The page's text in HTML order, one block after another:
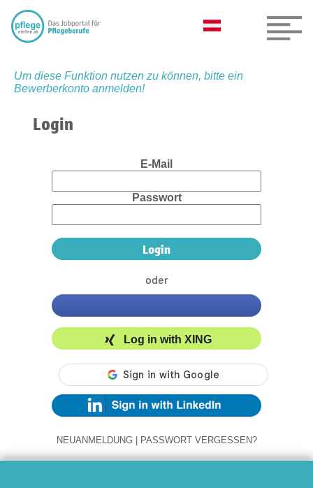
Um diese Funktion nutzen zu können, bitte ein
Bewerberkonto anmelden!
Login
E-Mail
Passwort
oder
Log in with XING
NEUANMELDUNG | PASSWORT VERGESSEN?